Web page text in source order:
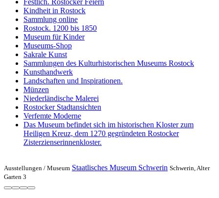
Kindheit in Rostock
Sammlung online
Rostock. 1200 bis 1850
Museum für Kinder
Museums-Shop
Sakrale Kunst
Sammlungen des Kulturhistorischen Museums Rostock
Kunsthandwerk
Landschaften und Inspirationen.
Münzen
Niederländische Malerei
Rostocker Stadtansichten
Verfemte Moderne
Das Museum befindet sich im historischen Kloster zum
Heiligen Kreuz, dem 1270 gegründeten Rostocker
Zisterzienserinnenkloster.
Ausstellungen / Museum Staatlisches Museum Schwerin Schwerin, Alter
Garten 3